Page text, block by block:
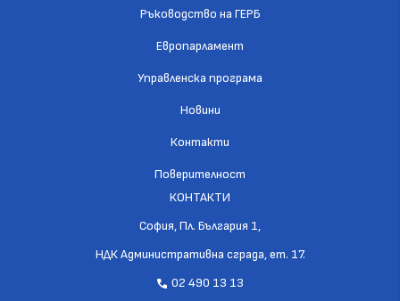
Ръководство на ГЕРБ
Европарламент
Управленска програма
Новини
Контакти
Поверителност
КОНТАКТИ
София, Пл. България 1,
НДК Административна сграда, ет. 17.
call 02 490 13 13